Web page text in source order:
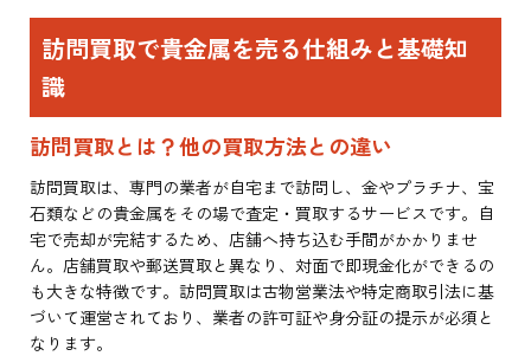
訪問買取で貴金属を売る仕組みと基礎知
識
訪問買取とは？他の買取方法との違い
訪問買取は、専門の業者が自宅まで訪問し、金やプラチナ、宝
石類などの貴金属をその場で査定・買取するサービスです。自
宅で売却が完結するため、店舗へ持ち込む手間がかかりませ
ん。店舗買取や郵送買取と異なり、対面で即現金化ができるの
も大きな特徴です。訪問買取は古物営業法や特定商取引法に基
づいて運営されており、業者の許可証や身分証の提示が必須と
なります。